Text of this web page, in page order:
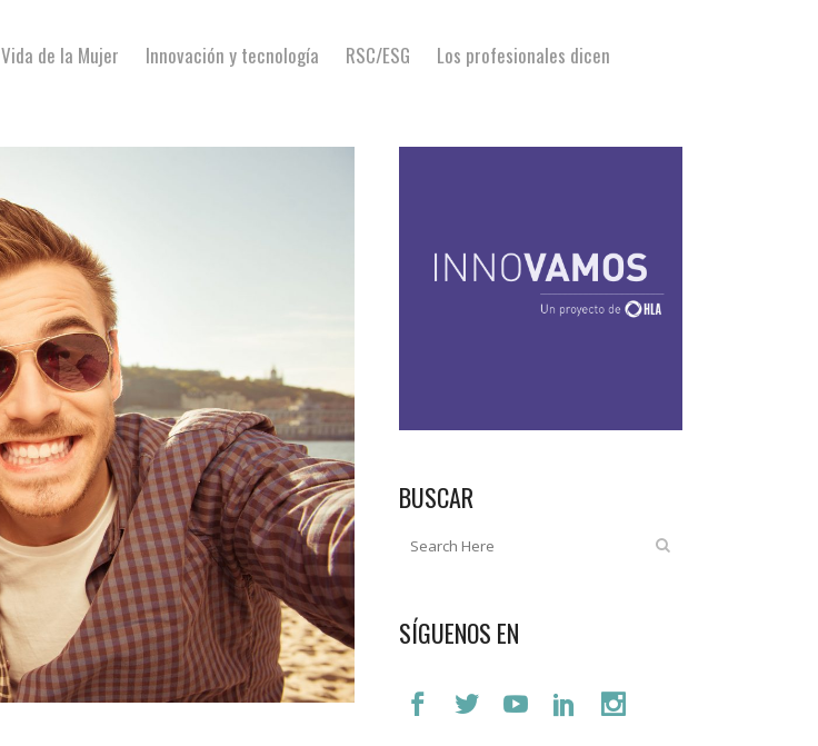
Vida de la Mujer Innovación y tecnología RSC/ESG Los profesionales dicen
BUSCAR
SÍGUENOS EN